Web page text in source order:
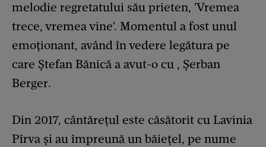
melodie regretatului său prieten, 'Vremea
trece, vremea vine'. Momentul a fost unul
emoționant, având în vedere legătura pe
care Ștefan Bănică a avut-o cu , Șerban
Berger.
Din 2017, cântărețul este căsătorit cu Lavinia
Pîrva și au împreună un băiețel, pe nume